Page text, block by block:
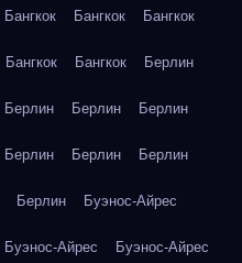
Бангкок Бангкок Бангкок
Бангкок Бангкок Берлин
Берлин Берлин Берлин
Берлин Берлин Берлин
Берлин Буэнос-Айрес
Буэнос-Айрес Буэнос-Айрес